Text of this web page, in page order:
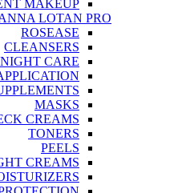
MAKEUP
LOTAN PRO
ROSEASE
CLEANSERS
CARE
MASKS
CREAMS
TONERS
PEELS
CREAMS